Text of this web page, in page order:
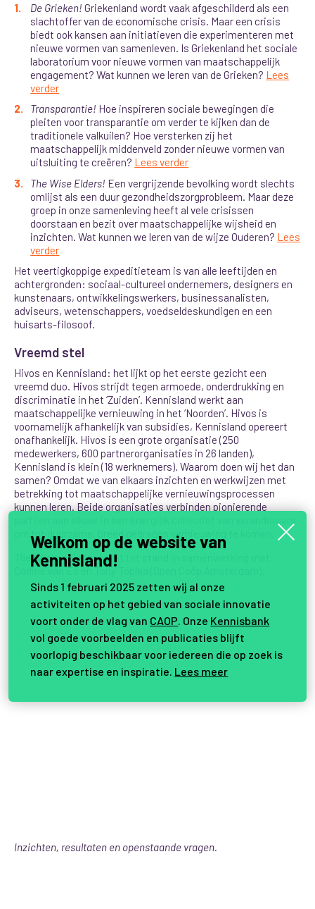
De Grieken! Griekenland wordt vaak afgeschilderd als een
slachtoffer van de economische crisis. Maar een crisis
biedt ook kansen aan initiatieven die experimenteren met
nieuwe vormen van samenleven. Is Griekenland het sociale
laboratorium voor nieuwe vormen van maatschappelijk
engagement? Wat kunnen we leren van de Grieken? Lees
verder
Transparantie! Hoe inspireren sociale bewegingen die
pleiten voor transparantie om verder te kijken dan de
traditionele valkuilen? Hoe versterken zij het
maatschappelijk middenveld zonder nieuwe vormen van
uitsluiting te creëren? Lees verder
The Wise Elders! Een vergrijzende bevolking wordt slechts
omlijst als een duur gezondheidszorgprobleem. Maar deze
groep in onze samenleving heeft al vele crisissen
doorstaan en bezit over maatschappelijke wijsheid en
inzichten. Wat kunnen we leren van de wijze Ouderen? Lees
verder
Het veertigkoppige expeditieteam is van alle leeftijden en
achtergronden: sociaal-cultureel ondernemers, designers en
kunstenaars, ontwikkelingswerkers, businessanalisten,
adviseurs, wetenschappers, voedseldeskundigen en een
huisarts-filosoof.
Vreemd stel
Hivos en Kennisland: het lijkt op het eerste gezicht een
vreemd duo. Hivos strijdt tegen armoede, onderdrukking en
discriminatie in het ‘Zuiden’. Kennisland werkt aan
maatschappelijke vernieuwing in het ‘Noorden’. Hivos is
voornamelijk afhankelijk van subsidies, Kennisland opereert
onafhankelijk. Hivos is een grote organisatie (250
medewerkers, 600 partnerorganisaties in 26 landen),
Kennisland is klein (18 werknemers). Waarom doen wij het dan
samen? Omdat we van elkaars inzichten en werkwijzen met
betrekking tot maatschappelijke vernieuwingsprocessen
kunnen leren. Beide organisaties verbinden pionierende
om tot duurzame, breed gedragen vernieuwing te komen.
The Wicked Serieskomt tot stand in samenwerking met
Inzichten, resultaten en openstaande vragen.
Welkom op de website van
Kennisland!
Sinds 1 februari 2025 zetten wij al onze
activiteiten op het gebied van sociale innovatie
voort onder de vlag van CAOP . Onze Kennisbank
vol goede voorbeelden en publicaties blijft
voorlopig beschikbaar voor iedereen die op zoek is
naar expertise en inspiratie. Lees meer